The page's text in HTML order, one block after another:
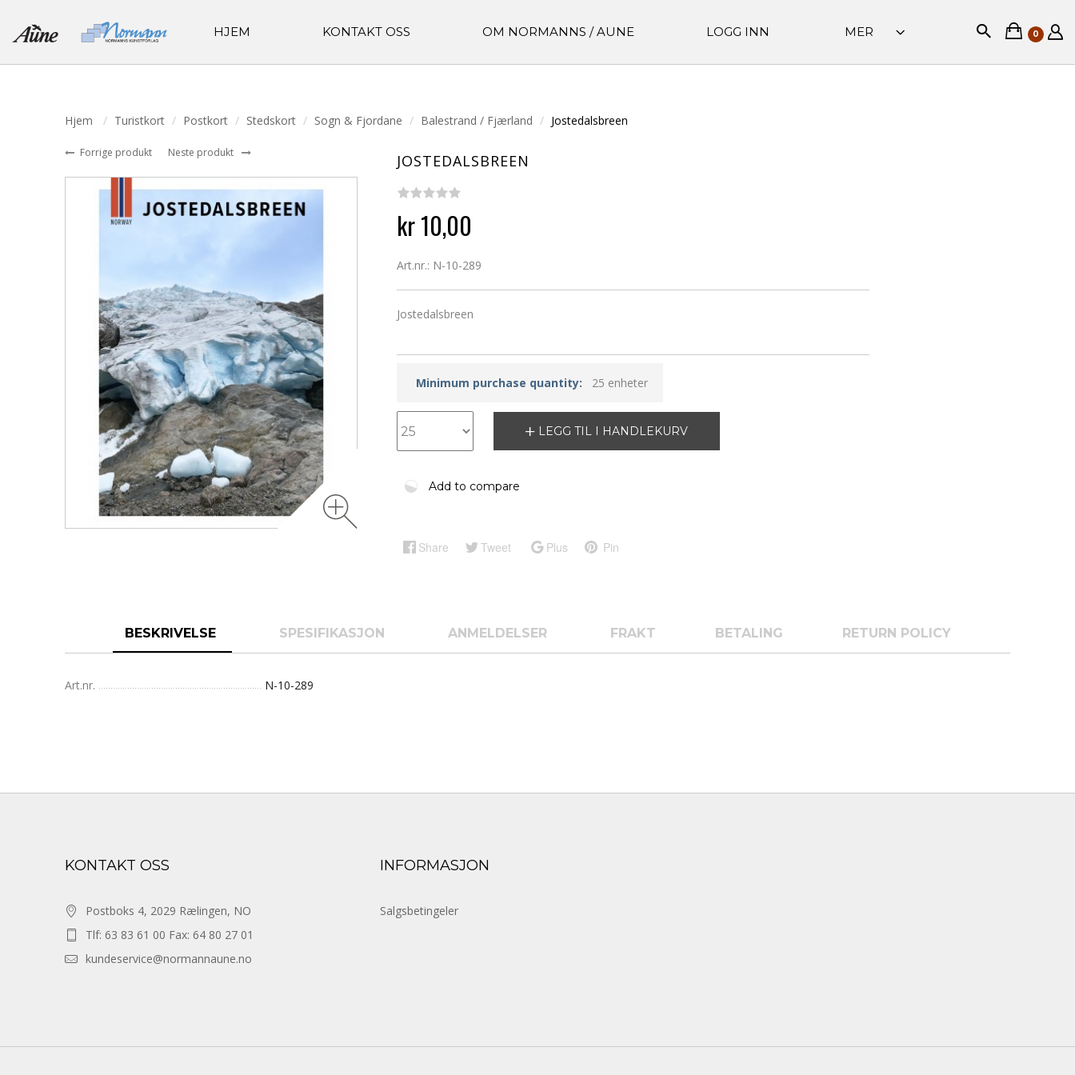
HJEM KONTAKT OSS OM NORMANNS / AUNE LOGG INN MER 0
Hjem Turistkort Postkort Stedskort Sogn & Fjordane Balestrand / Fjærland Jostedalsbreen
Forrige produkt Neste produkt JOSTEDALSBREEN
kr 10,00
Art.nr.: N-10-289
Jostedalsbreen
Minimum purchase quantity: 25 enheter
LEGG TIL I HANDLEKURV
Add to compare
Share Tweet Plus Pin
BESKRIVELSE SPESIFIKASJON ANMELDELSER FRAKT BETALING RETURN POLICY
Art.nr. N-10-289
KONTAKT OSS
Postboks 4, 2029 Rælingen, NO
Tlf: 63 83 61 00 Fax: 64 80 27 01
kundeservice@normannaune.no
INFORMASJON
Salgsbetingeler